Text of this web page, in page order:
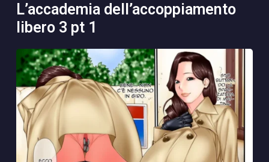
l’accademia dell’accoppiamento
libero 3 pt 1